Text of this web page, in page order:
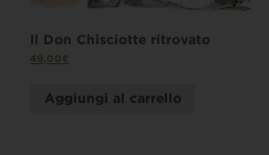
Il Don Chisciotte ritrovato
49,00€
Aggiungi al carrello